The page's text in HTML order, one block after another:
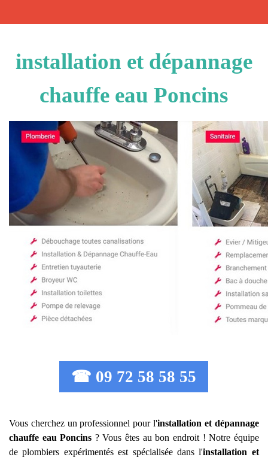
installation et dépannage
chauffe eau Poncins
☎ 09 72 58 58 55
Vous cherchez un professionnel pour l'installation et dépannage
chauffe eau Poncins ? Vous êtes au bon endroit ! Notre équipe
de plombiers expérimentés est spécialisée dans l'installation et